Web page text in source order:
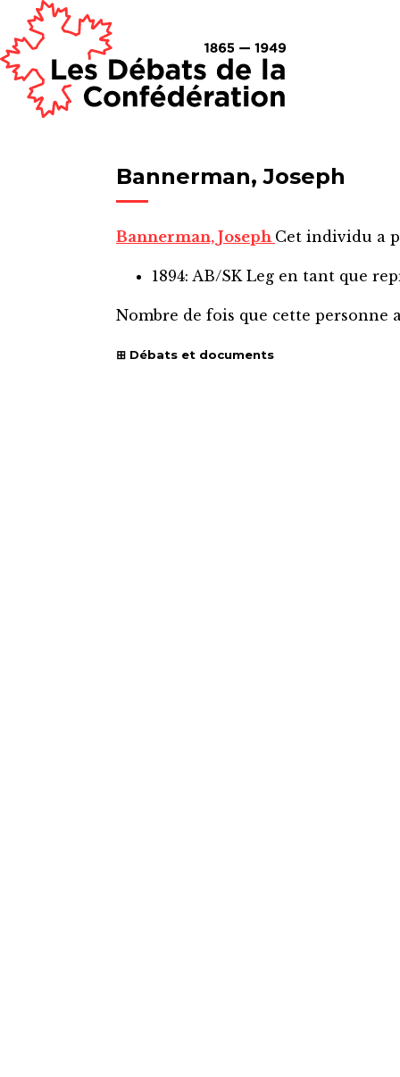
Bannerman, Joseph
Bannerman, Joseph Cet individu a
1894: AB/SK Leg en tant que
Nombre de fois que cette personne
Débats et documents